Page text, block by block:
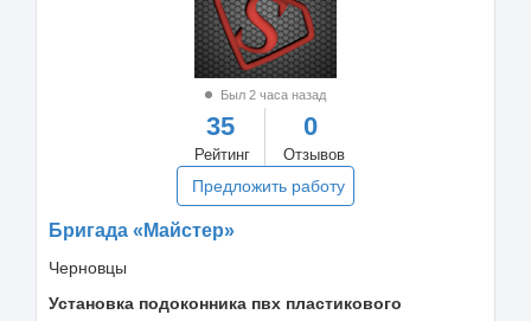
Был 2 часа назад
35
Рейтинг
0
Отзывов
Предложить работу
Бригада «Майстер»
Черновцы
Установка подоконника пвх пластикового